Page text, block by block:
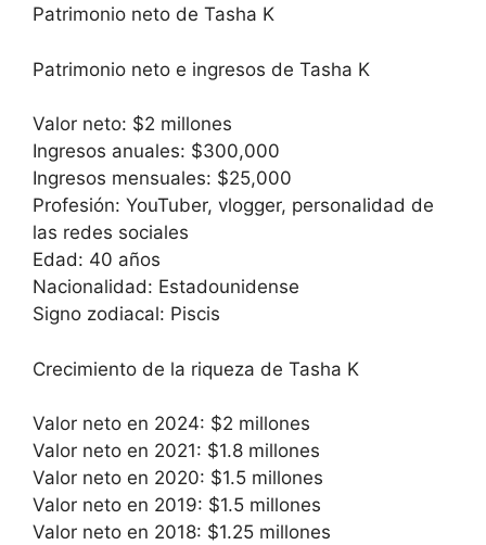
Patrimonio neto de Tasha K
Patrimonio neto e ingresos de Tasha K
Valor neto: $2 millones
Ingresos anuales: $300,000
Ingresos mensuales: $25,000
Profesión: YouTuber, vlogger, personalidad de
las redes sociales
Edad: 40 años
Nacionalidad: Estadounidense
Signo zodiacal: Piscis
Crecimiento de la riqueza de Tasha K
Valor neto en 2024: $2 millones
Valor neto en 2021: $1.8 millones
Valor neto en 2020: $1.5 millones
Valor neto en 2019: $1.5 millones
Valor neto en 2018: $1.25 millones